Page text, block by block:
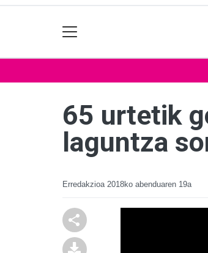
65 urtetik
laguntza
Erredakzioa 2018ko abenduaren 19a